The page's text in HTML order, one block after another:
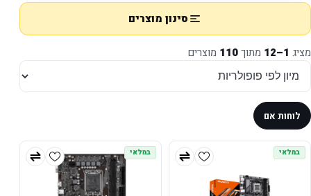
סינון מוצרים
מציג 1–12 מתוך110 מוצרים
לוחות אם
במלאי במלאי